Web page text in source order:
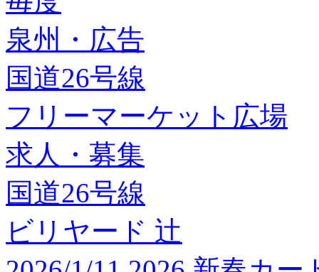
泉州・広告
国道26号線
フリーマーケット広場
求人・募集
国道26号線
ビリヤード 辻